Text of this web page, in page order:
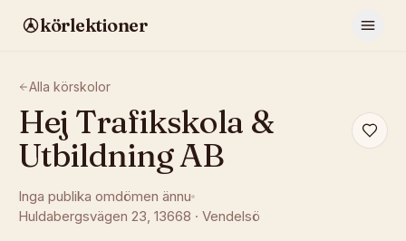
körlektioner
Alla körskolor
Hej Trafikskola &
Utbildning AB
Inga publika omdömen ännu
Huldabergsvägen 23, 13668 · Vendelsö